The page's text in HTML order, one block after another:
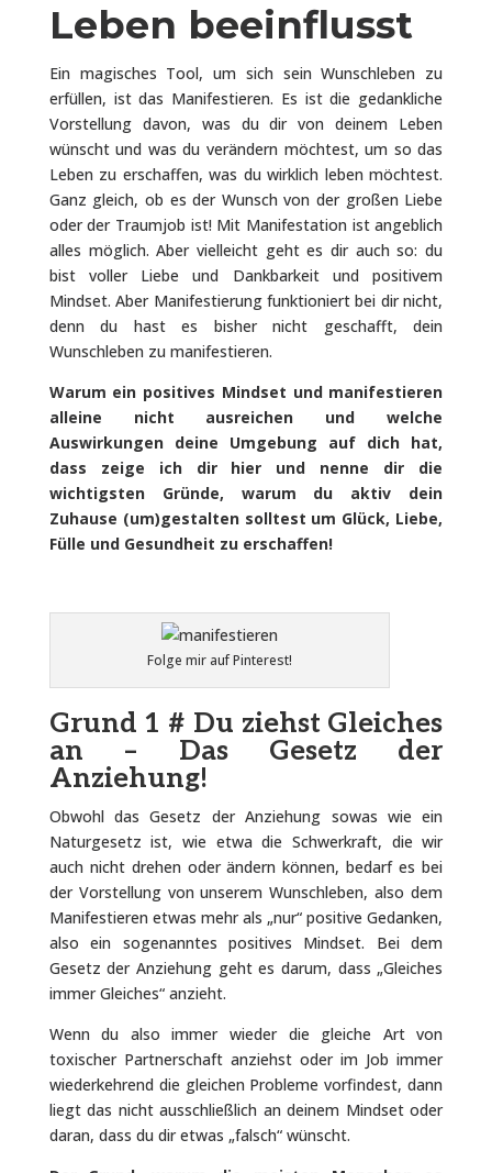
Leben beeinflusst
Ein magisches Tool, um sich sein Wunschleben zu
erfüllen, ist das Manifestieren. Es ist die gedankliche
Vorstellung davon, was du dir von deinem Leben
wünscht und was du verändern möchtest, um so das
Leben zu erschaffen, was du wirklich leben möchtest.
Ganz gleich, ob es der Wunsch von der großen Liebe
oder der Traumjob ist! Mit Manifestation ist angeblich
alles möglich. Aber vielleicht geht es dir auch so: du
bist voller Liebe und Dankbarkeit und positivem
Mindset. Aber Manifestierung funktioniert bei dir nicht,
denn du hast es bisher nicht geschafft, dein
Wunschleben zu manifestieren.
Warum ein positives Mindset und manifestieren
alleine nicht ausreichen und welche
Auswirkungen deine Umgebung auf dich hat,
dass zeige ich dir hier und nenne dir die
wichtigsten Gründe, warum du aktiv dein
Zuhause (um)gestalten solltest um Glück, Liebe,
Fülle und Gesundheit zu erschaffen!
Folge mir auf Pinterest!
Grund 1 # Du ziehst Gleiches
an – Das Gesetz der
Anziehung!
Obwohl das Gesetz der Anziehung sowas wie ein
Naturgesetz ist, wie etwa die Schwerkraft, die wir
auch nicht drehen oder ändern können, bedarf es bei
der Vorstellung von unserem Wunschleben, also dem
Manifestieren etwas mehr als „nur“ positive Gedanken,
also ein sogenanntes positives Mindset. Bei dem
Gesetz der Anziehung geht es darum, dass „Gleiches
immer Gleiches“ anzieht.
Wenn du also immer wieder die gleiche Art von
toxischer Partnerschaft anziehst oder im Job immer
wiederkehrend die gleichen Probleme vorfindest, dann
liegt das nicht ausschließlich an deinem Mindset oder
daran, dass du dir etwas „falsch“ wünscht.